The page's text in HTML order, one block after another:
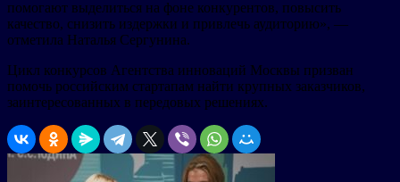
помогают выделиться на фоне конкурентов, повысить
качество, снизить издержки и привлечь аудиторию», —
отметила Наталья Сергунина.
Цикл конкурсов Агентства инноваций Москвы призван
помочь российским стартапам найти крупных заказчиков,
заинтересованных в передовых решениях.